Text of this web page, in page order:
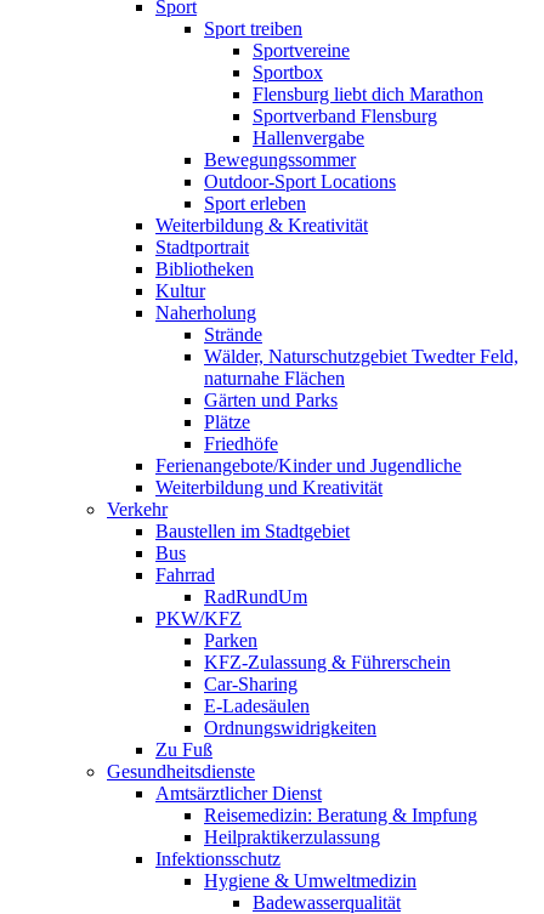
Sport
Sport treiben
Sportvereine
Sportbox
Flensburg liebt dich Marathon
Sportverband Flensburg
Hallenvergabe
Bewegungssommer
Outdoor-Sport Locations
Sport erleben
Weiterbildung & Kreativität
Stadtportrait
Bibliotheken
Kultur
Naherholung
Strände
Wälder, Naturschutzgebiet Twedter Feld,
naturnahe Flächen
Gärten und Parks
Plätze
Friedhöfe
Ferienangebote/Kinder und Jugendliche
Weiterbildung und Kreativität
Verkehr
Baustellen im Stadtgebiet
Bus
Fahrrad
RadRundUm
PKW/KFZ
Parken
KFZ-Zulassung & Führerschein
Car-Sharing
E-Ladesäulen
Ordnungswidrigkeiten
Zu Fuß
Gesundheitsdienste
Amtsärztlicher Dienst
Reisemedizin: Beratung & Impfung
Heilpraktikerzulassung
Infektionsschutz
Hygiene & Umweltmedizin
Badewasserqualität